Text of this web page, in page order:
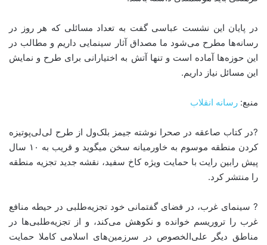
در پایان این نشست عباسی گفت به تعداد مسائلی که هر روز در
رسانه‌ها مطرح می‌شود ما مصداق آثار سینمایی داریم و مطالب در
این حوزه‌ها آماده است و تنها آتش به اختیارانی برای طرح و نمایش
این مسائل نیاز داریم.
منبع: رسانه انقلاب
?در کتاب صاعقه در صحرا نوشته جیمز بلک‌ول از طرح لی‌لی‌پوتیزه
کردن منطقه موسوم به خاورمیانه سخن میگوید و قریب به ۱۰ سال
پیش رابین رایت با حمایت ویژه کاخ سفید، نقشه جدید تجزیه منطقه
را منتشر کرد.
? سینمای غرب، در فضای گفتمانی خود تجزیه‌طلبی در حیطه منافع
غرب را تروریسم خوانده و نکوهش می‌کند، و از تجزیه‌طلبی‌ها در
مناطق دیگر علی‌الخصوص در سرزمین‌های اسلامی کاملا حمایت